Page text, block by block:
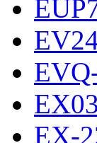
EX-